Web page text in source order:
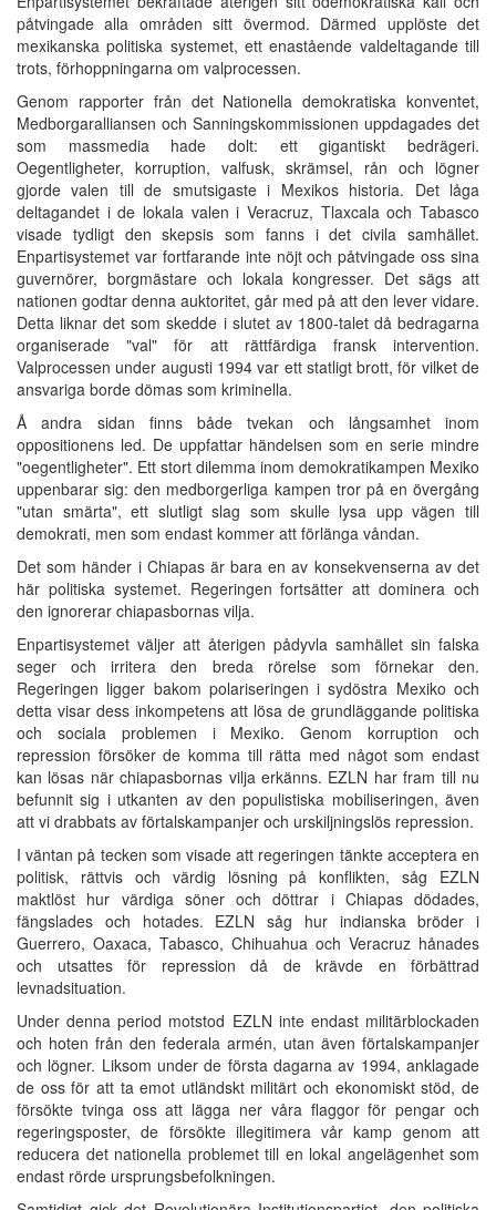
påtvingade alla områden sitt övermod. Därmed upplöste det
mexikanska politiska systemet, ett enastående valdeltagande till
trots, förhoppningarna om valprocessen.
Genom rapporter från det Nationella demokratiska konventet,
Medborgaralliansen och Sanningskommissionen uppdagades det
som massmedia hade dolt: ett gigantiskt bedrägeri.
Oegentligheter, korruption, valfusk, skrämsel, rån och lögner
gjorde valen till de smutsigaste i Mexikos historia. Det låga
deltagandet i de lokala valen i Veracruz, Tlaxcala och Tabasco
visade tydligt den skepsis som fanns i det civila samhället.
Enpartisystemet var fortfarande inte nöjt och påtvingade oss sina
guvernörer, borgmästare och lokala kongresser. Det sägs att
nationen godtar denna auktoritet, går med på att den lever vidare.
Detta liknar det som skedde i slutet av 1800-talet då bedragarna
organiserade "val" för att rättfärdiga fransk intervention.
Valprocessen under augusti 1994 var ett statligt brott, för vilket de
ansvariga borde dömas som kriminella.
Å andra sidan finns både tvekan och långsamhet inom
oppositionens led. De uppfattar händelsen som en serie mindre
"oegentligheter". Ett stort dilemma inom demokratikampen Mexiko
uppenbarar sig: den medborgerliga kampen tror på en övergång
"utan smärta", ett slutligt slag som skulle lysa upp vägen till
demokrati, men som endast kommer att förlänga våndan.
Det som händer i Chiapas är bara en av konsekvenserna av det
här politiska systemet. Regeringen fortsätter att dominera och
den ignorerar chiapasbornas vilja.
Enpartisystemet väljer att återigen pådyvla samhället sin falska
seger och irritera den breda rörelse som förnekar den.
Regeringen ligger bakom polariseringen i sydöstra Mexiko och
detta visar dess inkompetens att lösa de grundläggande politiska
och sociala problemen i Mexiko. Genom korruption och
repression försöker de komma till rätta med något som endast
kan lösas när chiapasbornas vilja erkänns. EZLN har fram till nu
befunnit sig i utkanten av den populistiska mobiliseringen, även
att vi drabbats av förtalskampanjer och urskiljningslös repression.
I väntan på tecken som visade att regeringen tänkte acceptera en
politisk, rättvis och värdig lösning på konflikten, såg EZLN
maktlöst hur värdiga söner och döttrar i Chiapas dödades,
fängslades och hotades. EZLN såg hur indianska bröder i
Guerrero, Oaxaca, Tabasco, Chihuahua och Veracruz hånades
och utsattes för repression då de krävde en förbättrad
levnadsituation.
Under denna period motstod EZLN inte endast militärblockaden
och hoten från den federala armén, utan även förtalskampanjer
och lögner. Liksom under de första dagarna av 1994, anklagade
de oss för att ta emot utländskt militärt och ekonomiskt stöd, de
försökte tvinga oss att lägga ner våra flaggor för pengar och
regeringsposter, de försökte illegitimera vår kamp genom att
reducera det nationella problemet till en lokal angelägenhet som
endast rörde ursprungsbefolkningen.